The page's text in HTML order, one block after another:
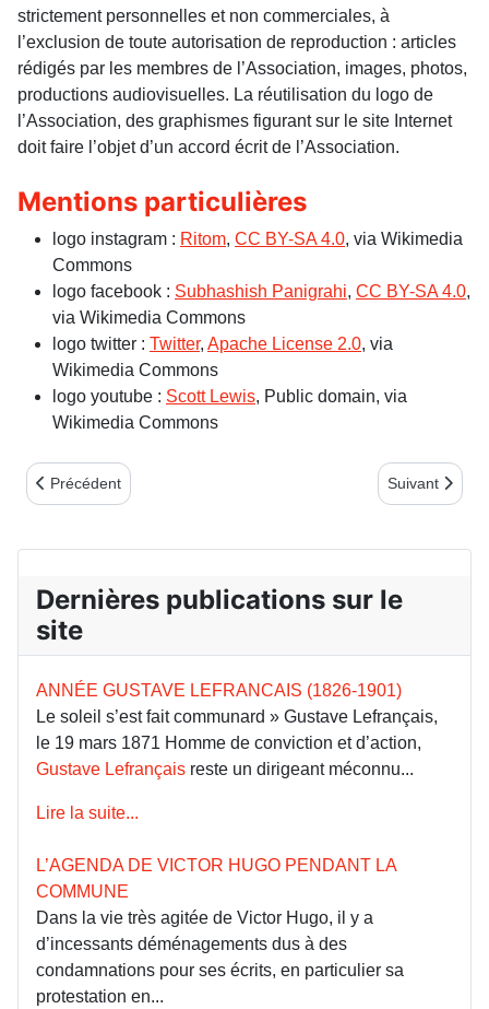
strictement personnelles et non commerciales, à
l’exclusion de toute autorisation de reproduction : articles
rédigés par les membres de l’Association, images, photos,
productions audiovisuelles. La réutilisation du logo de
l’Association, des graphismes figurant sur le site Internet
doit faire l’objet d’un accord écrit de l’Association.
Mentions particulières
logo instagram : Ritom, CC BY-SA 4.0, via Wikimedia
Commons
logo facebook : Subhashish Panigrahi, CC BY-SA 4.0,
via Wikimedia Commons
logo twitter : Twitter, Apache License 2.0, via
Wikimedia Commons
logo youtube : Scott Lewis, Public domain, via
Wikimedia Commons
Article précédent : essai bulletin
Précédent Article
Suivant
Dernières publications sur le
site
ANNÉE GUSTAVE LEFRANCAIS (1826-1901)
Le soleil s’est fait communard » Gustave Lefrançais,
le 19 mars 1871 Homme de conviction et d’action,
Gustave Lefrançais reste un dirigeant méconnu...
Lire la suite...
L’AGENDA DE VICTOR HUGO PENDANT LA
COMMUNE
Dans la vie très agitée de Victor Hugo, il y a
d’incessants déménagements dus à des
condamnations pour ses écrits, en particulier sa
protestation en...